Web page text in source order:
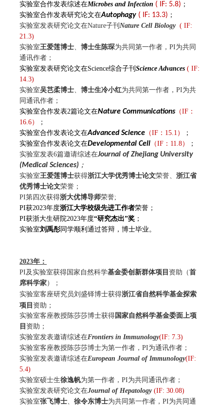
实验室合作发表综述在Microbes and Infection ( IF: 5.8) ；
实验室合作发表研究论文在Autophagy ( IF: 13.3) ；
实验室发表研究论文在Nature子刊 Nature Cell Biology ( IF:
21.3)
实验室王爱莲博士、 博士生陈琛为共同第一作者，PI为共同
通讯作者；
实验室发表研究论文在Science综合子刊 Science Advances ( IF:
14.3)
实验室吴芑柔博士、 博士生冷小红为共同第一作者，PI为共
同通讯作者；
实验室合作发表2篇论文在Nature Communications（IF：
16.6）
；
实验室合作发表论文在Advanced Science （IF：15.1 ）
；
实验室合作发表论文在Developmental Cell （IF：11.8）
；
实验室发表6篇邀请综述在Journal of Zhejiang University
(Medical Sciences) ；
实验室王爱莲博士获得浙江大学优秀博士论文荣誉、 浙江省
优秀博士论文荣誉；
PI第四次获得浙大优博导师荣誉;
PI获2023年度浙江大学校级先进工作者荣誉；
PI获浙大生研院2023年度“研究杰出”奖 ；
实验室刘禹彤同学顺利通过答辩，博士毕业。
2023年 ：
PI及实验室获得国家自然科学基金委创新群体项目 资助（首
席科学家）；
实验室客座研究员刘盛铎博士获得浙江省自然科学基金探索
项目 资助；
实验室客座教授陈莎莎博士获得国家自然科学基金委面上项
目 资助；
实验室发表邀请综述在Frontiers in Immunology(IF: 7.3)
实验室客座教授陈莎莎博士为第一作者， PI为通讯作者；
实验室发表邀请综述在European Journal of Immunology(IF:
5.4)
实验室硕士生徐逸帆为第一作者，PI为共同通讯作者；
实验室发表研究论文在Journal of Hepatology (IF: 30.08)
实验室张飞博士、 徐令东博士为共同第一作者，PI为共同通